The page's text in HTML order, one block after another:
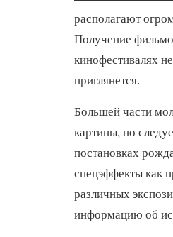
располагают
Получение
кинофестивалях
приглянется.
Большей части
картины, но
постановках
спецэффекты как
различных
информацию об